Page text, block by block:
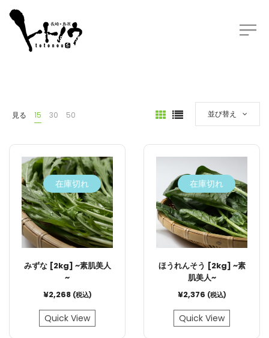
見る 15 30 50 並び替え
在庫切れ
みずな [2kg] ~素肌美人
~
¥2,268 (税込)
Quick View
在庫切れ
ほうれんそう [2kg] ~素
肌美人~
¥2,376 (税込)
Quick View